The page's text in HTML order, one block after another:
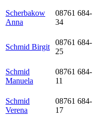
Scherbakow
Anna
08761 684-
34
Schmid Birgit
08761 684-
25
Schmid
Manuela
08761 684-
11
Schmid
Verena
08761 684-
17